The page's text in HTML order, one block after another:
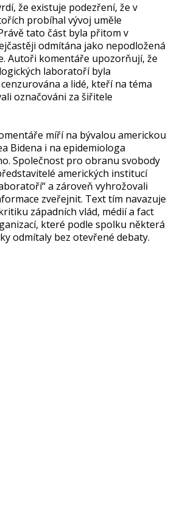
že existuje podezření, že v
probíhal vývoj uměle
tato část byla přitom v
odmítána jako nepodložená
Autoři komentáře upozorňují, že
laboratoří byla
a lidé, kteří na téma
označováni za šiřitele
míří na bývalou americkou
Bidena i na epidemiologa
Společnost pro obranu svobody
amerických institucí
a zároveň vyhrožovali
zveřejnit. Text tím navazuje
západních vlád, médií a fact
které podle spolku některá
odmítaly bez otevřené debaty.